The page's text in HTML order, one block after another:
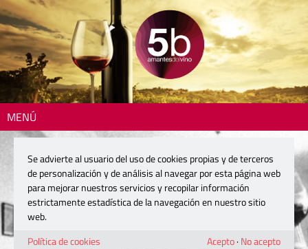
MENÚ
Se advierte al usuario del uso de cookies propias y de terceros
de personalización y de análisis al navegar por esta página web
para mejorar nuestros servicios y recopilar información
estrictamente estadística de la navegación en nuestro sitio
web.
Política de cookies
Acepto· No acepto